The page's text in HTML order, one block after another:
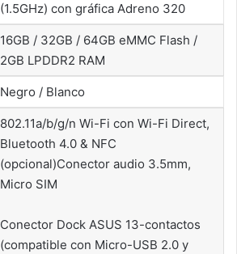
(1.5GHz) con gráfica Adreno 320
16GB / 32GB / 64GB eMMC Flash /
2GB LPDDR2 RAM
Negro / Blanco
802.11a/b/g/n Wi-Fi con Wi-Fi Direct,
Bluetooth 4.0 & NFC
(opcional)Conector audio 3.5mm,
Micro SIM
Conector Dock ASUS 13-contactos
(compatible con Micro-USB 2.0 y